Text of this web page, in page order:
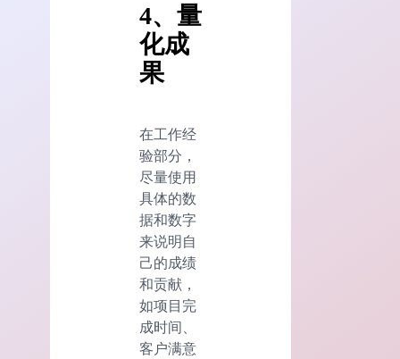
4、量
化成
果
在工作经
验部分，
尽量使用
具体的数
据和数字
来说明自
己的成绩
和贡献，
如项目完
成时间、
客户满意